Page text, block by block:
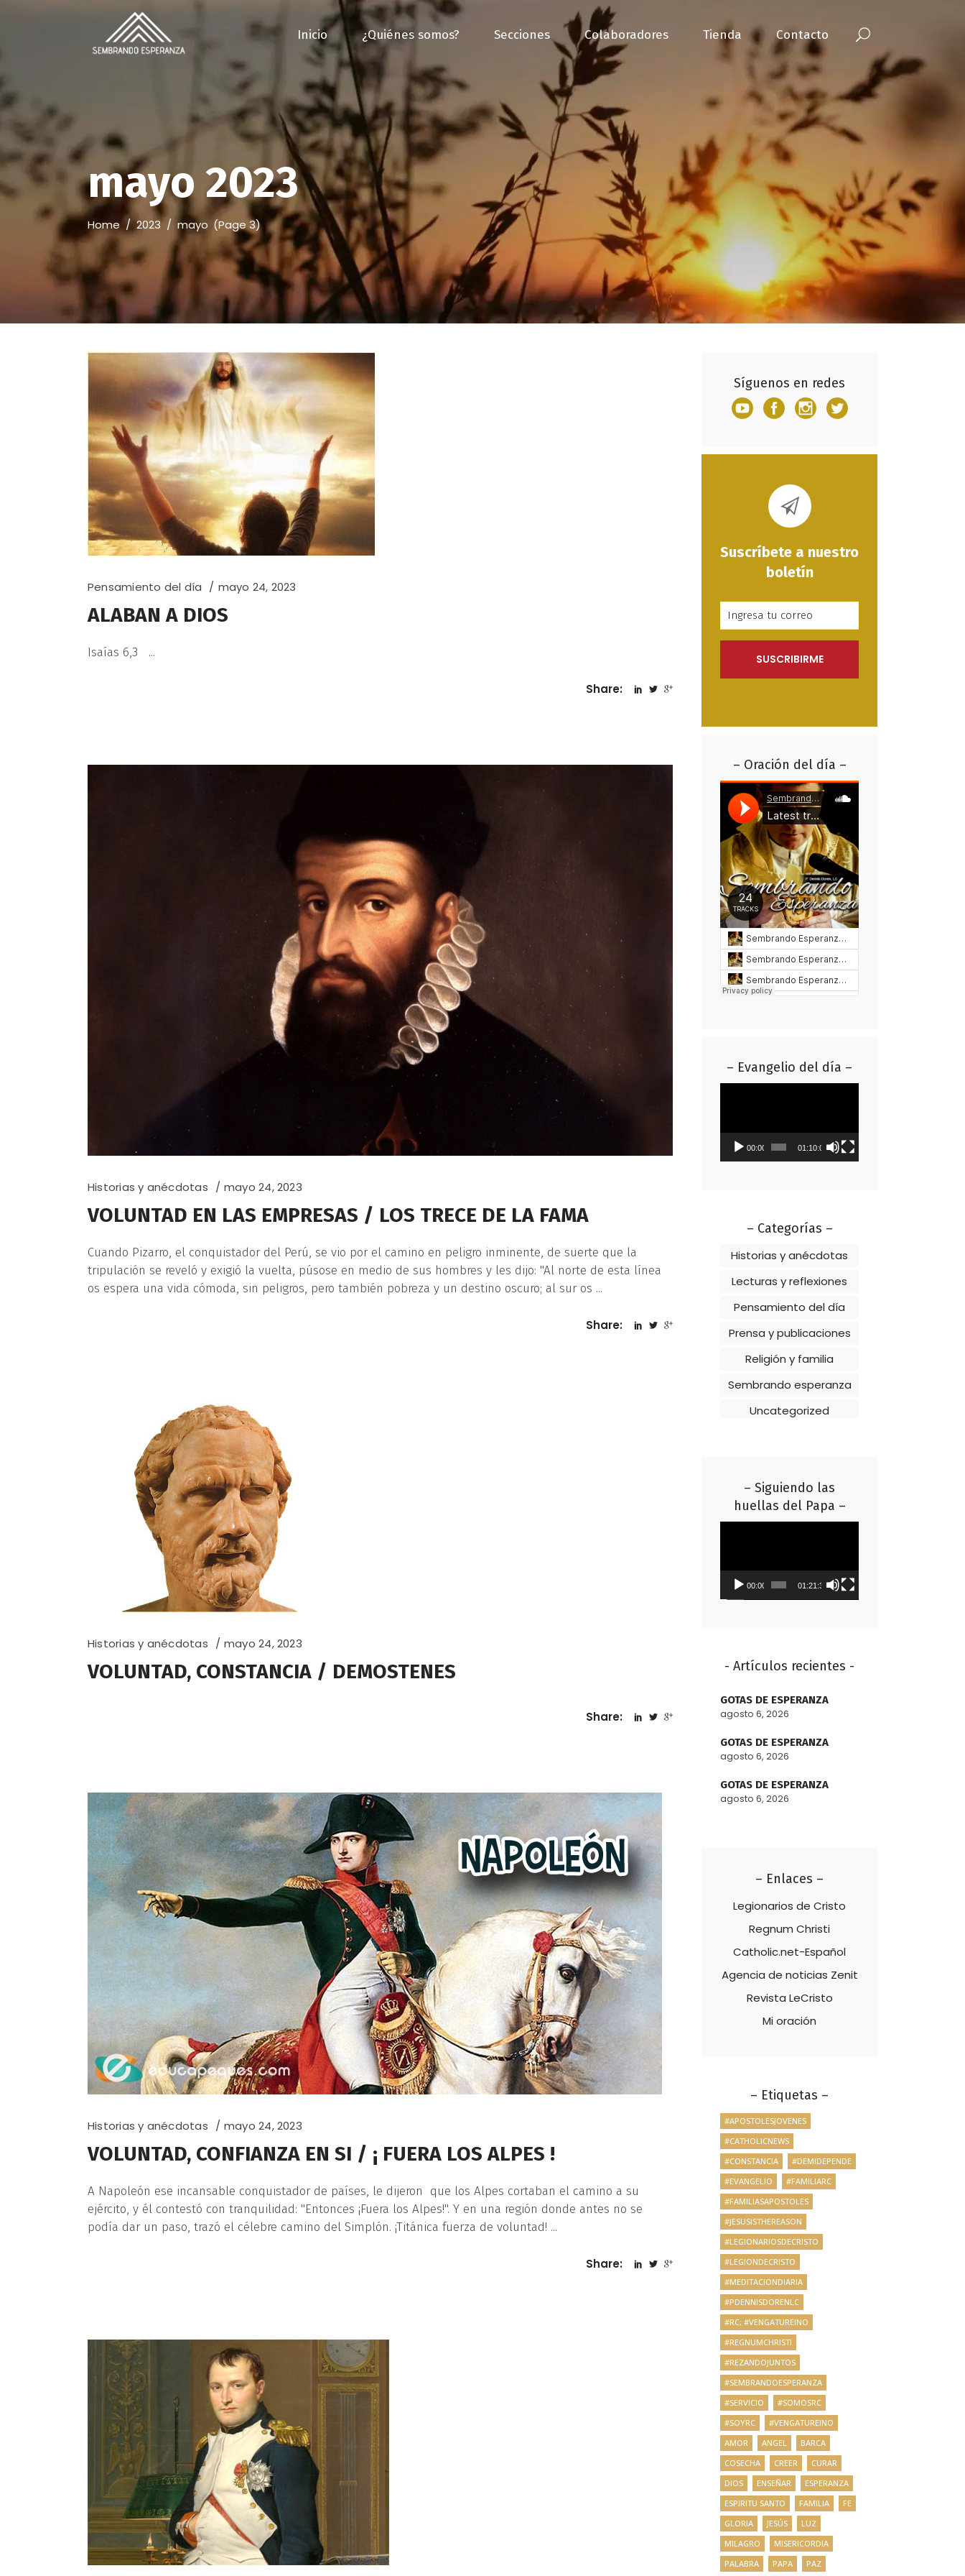
Inicio ¿Quiénes somos? Secciones Colaboradores Tienda Contacto
mayo 2023
Home/ 2023/ mayo (Page 3)
Pensamiento del día mayo 24, 2023
ALABAN A DIOS
Isaías 6,3
Share:
Historias y anécdotas mayo 24, 2023
VOLUNTAD EN LAS EMPRESAS / LOS TRECE DE LA FAMA
Cuando Pizarro, el conquistador del Perú, se vio por el camino en peligro inminente, de suerte que la
tripulación se reveló y exigió la vuelta, púsose en medio de sus hombres y les dijo: "Al norte de esta línea
os espera una vida cómoda, sin peligros, pero también pobreza y un destino oscuro; al sur os
Share:
Historias y anécdotas mayo 24, 2023
VOLUNTAD, CONSTANCIA / DEMOSTENES
Share:
Historias y anécdotas mayo 24, 2023
VOLUNTAD, CONFIANZA EN SI / ¡ FUERA LOS ALPES !
A Napoleón ese incansable conquistador de países, le dijeron que los Alpes cortaban el camino a su
ejército, y él contestó con tran­qui­lidad: "Entonces ¡Fuera los Alpes!". Y en una región donde antes no se
podía dar un paso, trazó el célebre camino del Simplón. ¡Titánica fuerza de voluntad!
Share:
Síguenos en redes
Suscríbete a nuestro
boletín
– Oración del día –
– Evangelio del día –
00:00 01:10:01
– Categorías –
Historias y anécdotas
Lecturas y reflexiones
Pensamiento del día
Prensa y publicaciones
Religión y familia
Sembrando esperanza
Uncategorized
– Siguiendo las
huellas del Papa –
00:00 01:21:37
- Artículos recientes -
GOTAS DE ESPERANZA
agosto 6, 2026
GOTAS DE ESPERANZA
agosto 6, 2026
GOTAS DE ESPERANZA
agosto 6, 2026
– Enlaces –
Legionarios de Cristo
Regnum Christi
Catholic.net-Español
Agencia de noticias Zenit
Revista LeCristo
Mi oración
– Etiquetas –
#APOSTOLESJOVENES
#CATHOLICNEWS
#CONSTANCIA
#DEMIDEPENDE
#EVANGELIO
#FAMILIARC
#FAMILIASAPOSTOLES
#JESUSISTHEREASON
#LEGIONARIOSDECRISTO
#LEGIONDECRISTO
#MEDITACIONDIARIA
#PDENNISDORENLC
#RC; #VENGATUREINO
#REGNUMCHRISTI
#REZANDOJUNTOS
#SEMBRANDOESPERANZA
#SERVICIO
#SOMOSRC
#SOYRC
#VENGATUREINO
AMOR
ANGEL
BARCA
COSECHA
CREER
CURAR
DIOS
ENSEÑAR
ESPERANZA
ESPIRITU SANTO
FAMILIA
FE
GLORIA
JESÚS
LUZ
MILAGRO
MISERICORDIA
PALABRA
PAPA PAZ